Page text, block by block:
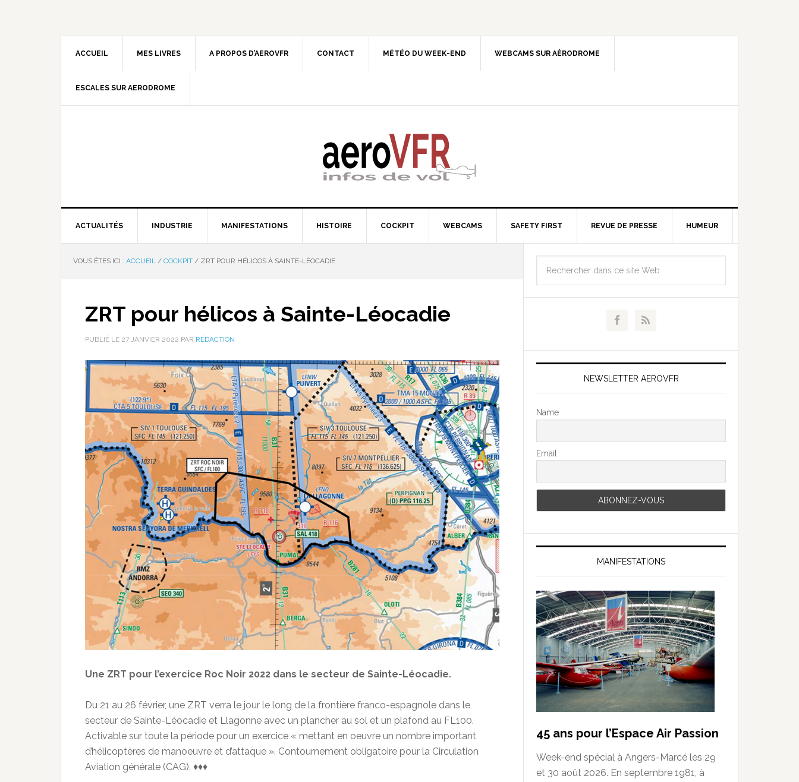
ACCUEIL MES LIVRES A PROPOS D’AEROVFR CONTACT MÉTÉO DU WEEK-END WEBCAMS SUR AÉRODROME
ESCALES SUR AERODROME
ACTUALITÉS INDUSTRIE MANIFESTATIONS HISTOIRE COCKPIT WEBCAMS SAFETY FIRST REVUE DE PRESSE HUMEUR
VOUS ÊTES ICI : ACCUEIL / COCKPIT / ZRT POUR HÉLICOS À SAINTE-LÉOCADIE
ZRT pour hélicos à Sainte-Léocadie
PUBLIÉ LE 27 JANVIER 2022 PAR RÉDACTION
Une ZRT pour l’exercice Roc Noir 2022 dans le secteur de Sainte-Léocadie.
Du 21 au 26 février, une ZRT verra le jour le long de la frontière franco-espagnole dans le
secteur de Sainte-Léocadie et Llagonne avec un plancher au sol et un plafond au FL100.
Activable sur toute la période pour un exercice « mettant en oeuvre un nombre important
d’hélicoptères de manoeuvre et d’attaque ». Contournement obligatoire pour la Circulation
Aviation générale (CAG). ♦♦♦
NEWSLETTER AEROVFR
Name
Email
MANIFESTATIONS
45 ans pour l’Espace Air Passion
Week-end spécial à Angers-Marcé les 29
et 30 août 2026. En septembre 1981, à